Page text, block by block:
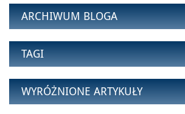
ARCHIWUM BLOGA
TAGI
WYRÓŻNIONE ARTYKUŁY